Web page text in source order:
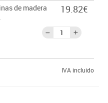
de madera
19.82€
IVA incluido